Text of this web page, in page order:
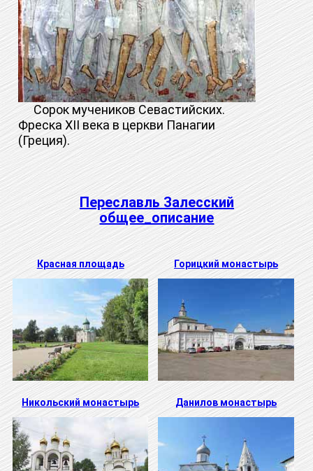
Сорок мучеников Севастийских.
Фреска XII века в церкви Панагии
(Греция).
Переславль Залесский
общее_описание
Красная площадь Горицкий монастырь
Никольский монастырь Данилов монастырь